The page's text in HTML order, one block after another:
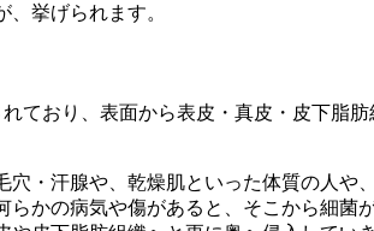
挙げられます。
ており、表面から表皮・真皮・皮下脂
穴・汗腺や、乾燥肌といった体質の人や
らかの病気や傷があると、そこから細菌